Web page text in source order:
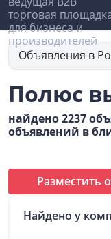
Объявления в
Полюс
найдено 2237
объявлений в
Разместить
Найдено у